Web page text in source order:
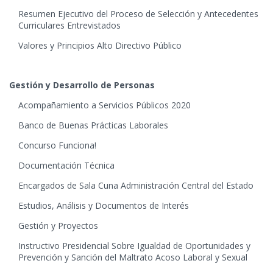
Resumen Ejecutivo del Proceso de Selección y Antecedentes
Curriculares Entrevistados
Valores y Principios Alto Directivo Público
Gestión y Desarrollo de Personas
Acompañamiento a Servicios Públicos 2020
Banco de Buenas Prácticas Laborales
Concurso Funciona!
Documentación Técnica
Encargados de Sala Cuna Administración Central del Estado
Estudios, Análisis y Documentos de Interés
Gestión y Proyectos
Instructivo Presidencial Sobre Igualdad de Oportunidades y
Prevención y Sanción del Maltrato Acoso Laboral y Sexual